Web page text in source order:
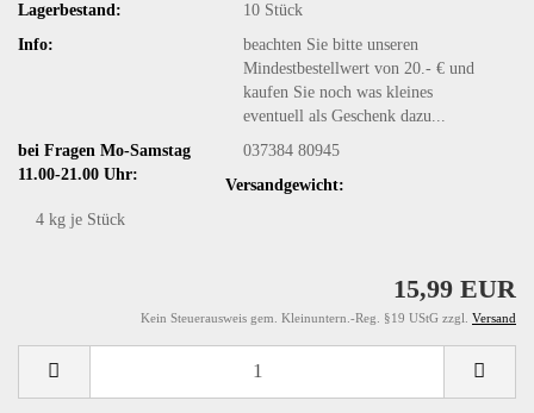
Lagerbestand: 10 Stück
Info:
beachten Sie bitte unseren
Mindestbestellwert von 20.- € und
kaufen Sie noch was kleines
eventuell als Geschenk dazu...
bei Fragen Mo-Samstag
11.00-21.00 Uhr:
037384 80945
Versandgewicht:
4 kg je Stück
15,99 EUR
Kein Steuerausweis gem. Kleinuntern.-Reg. §19 UStG zzgl. Versand